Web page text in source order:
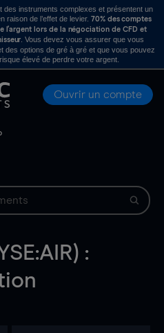
des instruments complexes et présentent un
raison de l’effet de levier. 70% des comptes
l’argent lors de la négociation de CFD et
. Vous devez vous assurer que vous
des options de gré à gré et que vous pouvez
élevé de perdre votre argent.
Ouvrir un compte
: